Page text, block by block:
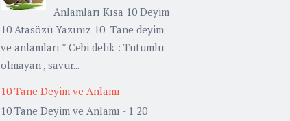
Anlamları Kısa 10 Deyim
10 Atasözü Yazınız 10 Tane deyim
ve anlamları * Cebi delik : Tutumlu
olmayan , savur...
10 Tane Deyim ve Anlamı
10 Tane Deyim ve Anlamı - 1 20